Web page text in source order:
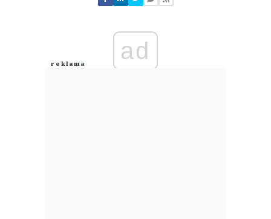
Zostaw swoje komentarze
Anuluj
ad